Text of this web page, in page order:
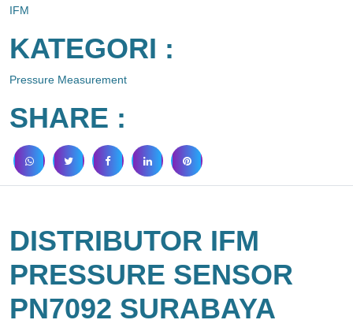
IFM
KATEGORI :
Pressure Measurement
SHARE :
DISTRIBUTOR IFM
PRESSURE SENSOR
PN7092 SURABAYA